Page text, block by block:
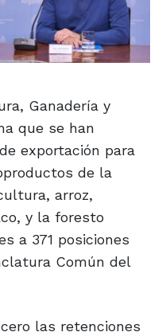
Ganadería y
que se han
exportación para
de la
arroz,
y la foresto
a 371 posiciones
Común del
las retenciones